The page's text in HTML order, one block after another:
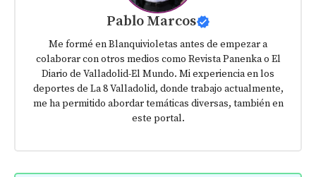
Pablo Marcos
Me formé en Blanquivioletas antes de empezar a
colaborar con otros medios como Revista Panenka o El
Diario de Valladolid-El Mundo. Mi experiencia en los
deportes de La 8 Valladolid, donde trabajo actualmente,
me ha permitido abordar temáticas diversas, también en
este portal.